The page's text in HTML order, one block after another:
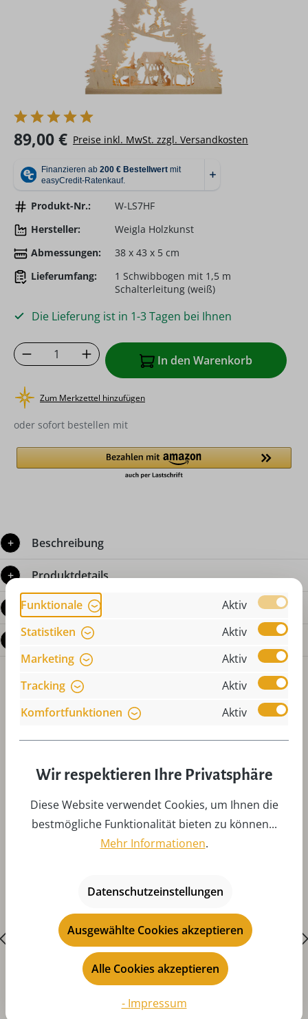
Regulärer Preis:
89,00 € Preise inkl. MwSt. zzgl. Versandkosten
Produkt-Nr.:
W-LS7HF
Hersteller:
Weigla Holzkunst
Abmessungen:
38 x 43 x 5 cm
Lieferumfang:
1 Schwibbogen mit 1,5 m
Schalterleitung (weiß)
Die Lieferung ist in 1-3 Tagen bei Ihnen
Produkt Anzahl: Gib den gewünschten
In den Warenkorb
Zum Merkzettel hinzufügen
oder sofort bestellen mit
Beschreibung
Produktdetails
Bewertungen
Fragen zum Produkt
Produktgalerie überspringen
Zubehör
Durchschnittliche Bewertung von 5 von 5 Sternen
Riffelkerzen, 5 Stück, 34 Volt, 3 Watt
Funktionale
Aktiv
Statistiken
Aktiv
Marketing
Aktiv
Tracking
Aktiv
Komfortfunktionen
Aktiv
Wir respektieren Ihre Privatsphäre
Diese Website verwendet Cookies, um Ihnen die
bestmögliche Funktionalität bieten zu können...
Mehr Informationen.
Datenschutzeinstellungen
Ausgewählte Cookies akzeptieren
Alle Cookies akzeptieren
- Impressum